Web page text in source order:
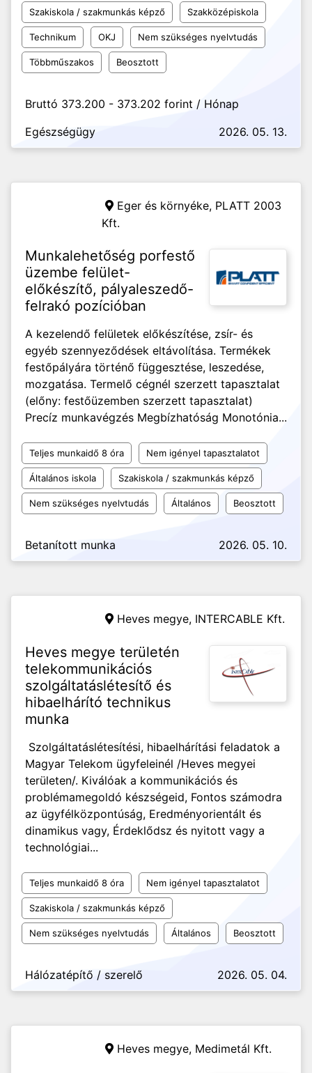
Szakiskola / szakmunkás képző Szakközépiskola
Technikum OKJ Nem szükséges nyelvtudás
Többműszakos Beosztott
Bruttó 373.200 - 373.202 forint / Hónap
Egészségügy
2026. 05. 13.
Eger és környéke, PLATT 2003
Kft.
Munkalehetőség porfestő
üzembe felület-
előkészítő, pályaleszedő-
felrakó pozícióban
A kezelendő felületek előkészítése, zsír- és
egyéb szennyeződések eltávolítása. Termékek
festőpályára történő függesztése, leszedése,
mozgatása. Termelő cégnél szerzett tapasztalat
(előny: festőüzemben szerzett tapasztalat)
Precíz munkavégzés Megbízhatóság Monotónia...
Teljes munkaidő 8 óra Nem igényel tapasztalatot
Általános iskola Szakiskola / szakmunkás képző
Nem szükséges nyelvtudás Általános Beosztott
Betanított munka 2026. 05. 10.
Heves megye, INTERCABLE Kft.
Heves megye területén
telekommunikációs
szolgáltatáslétesítő és
hibaelhárító technikus
munka
Szolgáltatáslétesítési, hibaelhárítási feladatok a
Magyar Telekom ügyfeleinél /Heves megyei
területen/. Kiválóak a kommunikációs és
problémamegoldó készségeid, Fontos számodra
az ügyfélközpontúság, Eredményorientált és
dinamikus vagy, Érdeklődsz és nyitott vagy a
technológiai...
Teljes munkaidő 8 óra Nem igényel tapasztalatot
Szakiskola / szakmunkás képző
Nem szükséges nyelvtudás Általános Beosztott
Hálózatépítő / szerelő 2026. 05. 04.
Heves megye, Medimetál Kft.